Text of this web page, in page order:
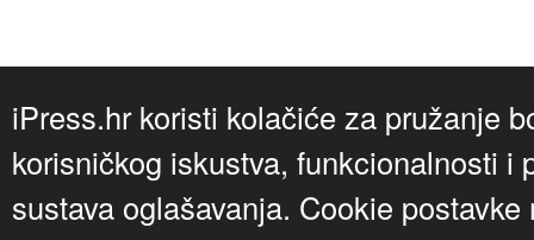
iPress.hr koristi kolačiće za pružanje
korisničkog iskustva, funkcionalnosti i
sustava oglašavanja. Cookie